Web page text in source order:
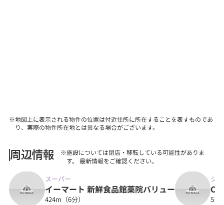
※地図上に表示される物件の位置は付近住所に所在することを表すものであ
り、実際の物件所在地とは異なる場合がございます。
周辺情報
※施設については閉店・移転している可能性がありま
す。 最新情報をご確認ください。
スーパー
イーマート 新鮮食品館薬院バリュー
424m（6分）
シ